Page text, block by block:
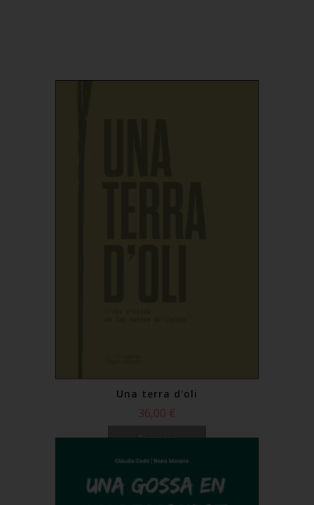
Una terra d'oli
36,00 €
Comprar